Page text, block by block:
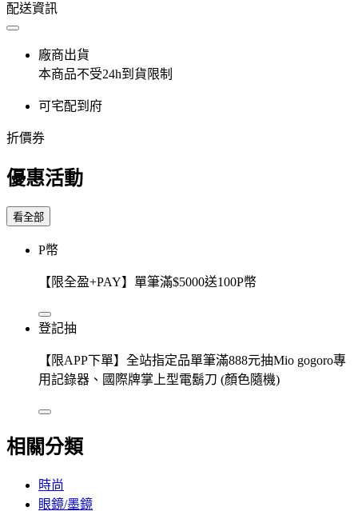
配送資訊
廠商出貨
本商品不受24h到貨限制
可宅配到府
折價券
優惠活動
看全部
P幣
【限全盈+PAY】單筆滿$5000送100P幣
登記抽
【限APP下單】全站指定品單筆滿888元抽Mio gogoro專
用記錄器、國際牌掌上型電鬍刀 (顏色隨機)
相關分類
時尚
眼鏡/墨鏡